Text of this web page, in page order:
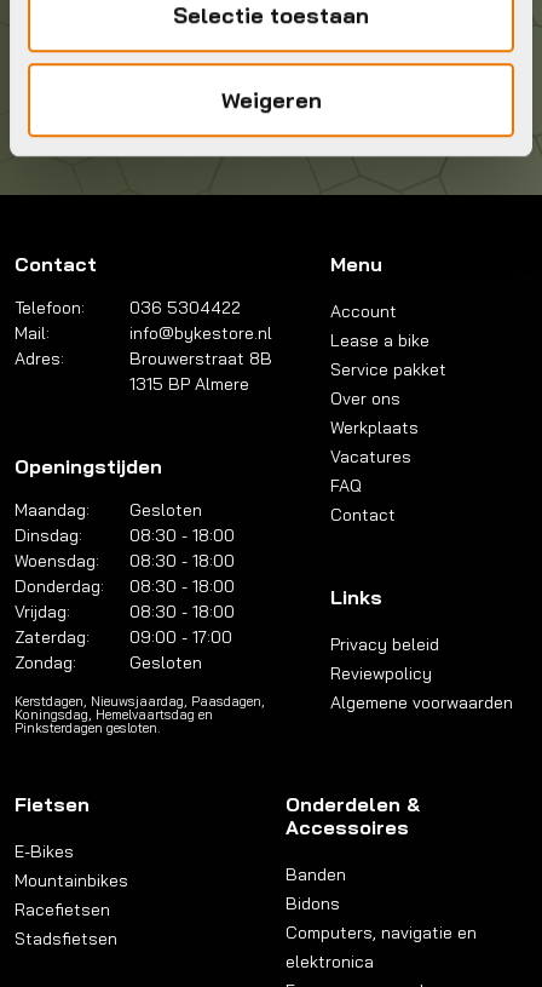
Selectie toestaan
Weigeren
Contact
Telefoon:
036 5304422
Mail:
info@bykestore.nl
Adres:
Brouwerstraat 8B
1315 BP Almere
Openingstijden
Maandag:
Gesloten
Dinsdag:
08:30 - 18:00
Woensdag:
08:30 - 18:00
Donderdag:
08:30 - 18:00
Vrijdag:
08:30 - 18:00
Zaterdag:
09:00 - 17:00
Zondag:
Gesloten
Kerstdagen, Nieuwsjaardag, Paasdagen,
Koningsdag, Hemelvaartsdag en
Pinksterdagen gesloten.
Menu
Account
Lease a bike
Service pakket
Over ons
Werkplaats
Vacatures
FAQ
Contact
Links
Privacy beleid
Reviewpolicy
Algemene voorwaarden
Fietsen
E-Bikes
Mountainbikes
Racefietsen
Stadsfietsen
Onderdelen &
Accessoires
Banden
Bidons
Computers, navigatie en
elektronica